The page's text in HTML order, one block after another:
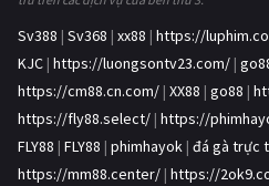
Sv388 | Sv368 | xx88 | https://
KJC | https://luongsontv23.com/ |
https://cm88.cn.com/ | XX88 | go88 |
https://fly88.select/ | https://
FLY88 | FLY88 | phimhayok | đá gà trực
https://mm88.center/ | https://